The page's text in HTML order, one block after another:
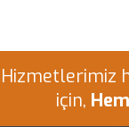
Hizmetlerimiz
için,